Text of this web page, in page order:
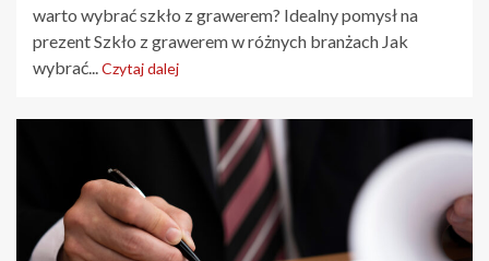
warto wybrać szkło z grawerem? Idealny pomysł na
prezent Szkło z grawerem w różnych branżach Jak
wybrać...Czytaj dalej